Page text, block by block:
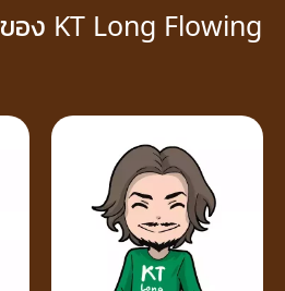
อง KT Long Flowing